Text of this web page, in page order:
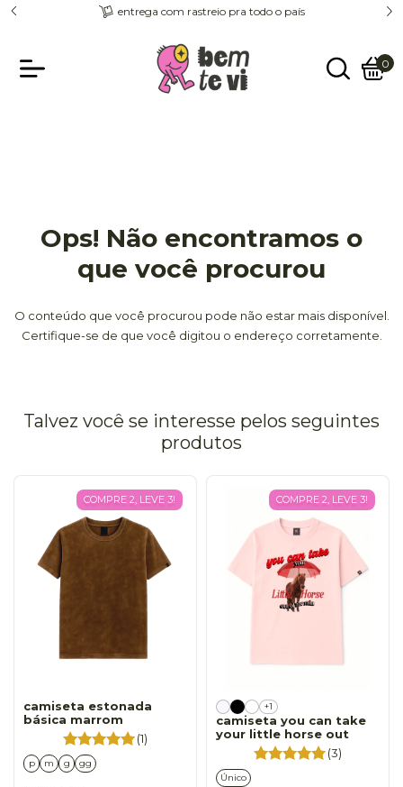
entrega com rastreio pra todo o país
0
Ops! Não encontramos o
que você procurou
O conteúdo que você procurou pode não estar mais disponível.
Certifique-se de que você digitou o endereço corretamente.
Talvez você se interesse pelos seguintes
produtos
COMPRE 2, LEVE 3!
camiseta estonada
básica marrom
(1)
p m g gg
COMPRE 2, LEVE 3!
+1
camiseta you can take
your little horse out
(3)
Único